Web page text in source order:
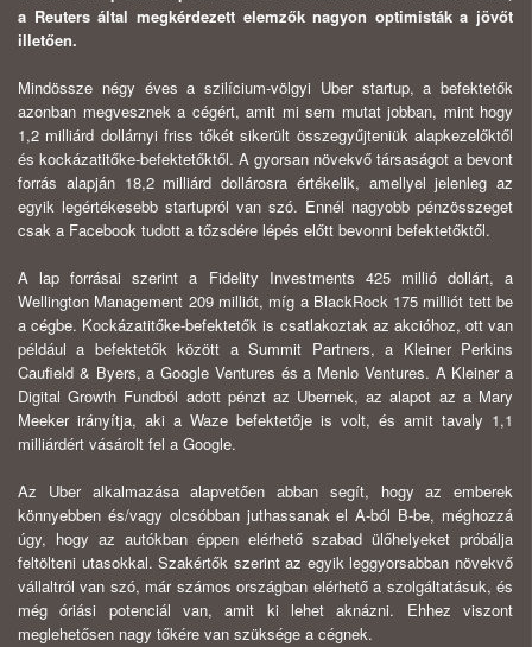
a Reuters által megkérdezett elemzők nagyon optimisták a jövőt
illetően.
Mindössze négy éves a szilícium-völgyi Uber startup, a befektetők
azonban megvesznek a cégért, amit mi sem mutat jobban, mint hogy
1,2 milliárd dollárnyi friss tőkét sikerült összegyűjteniük alapkezelőktől
és kockázatitőke-befektetőktől. A gyorsan növekvő társaságot a bevont
forrás alapján 18,2 milliárd dollárosra értékelik, amellyel jelenleg az
egyik legértékesebb startupról van szó. Ennél nagyobb pénzösszeget
csak a Facebook tudott a tőzsdére lépés előtt bevonni befektetőktől.
A lap forrásai szerint a Fidelity Investments 425 millió dollárt, a
Wellington Management 209 milliót, míg a BlackRock 175 milliót tett be
a cégbe. Kockázatitőke-befektetők is csatlakoztak az akcióhoz, ott van
például a befektetők között a Summit Partners, a Kleiner Perkins
Caufield & Byers, a Google Ventures és a Menlo Ventures. A Kleiner a
Digital Growth Fundból adott pénzt az Ubernek, az alapot az a Mary
Meeker irányítja, aki a Waze befektetője is volt, és amit tavaly 1,1
milliárdért vásárolt fel a Google.
Az Uber alkalmazása alapvetően abban segít, hogy az emberek
könnyebben és/vagy olcsóbban juthassanak el A-ból B-be, méghozzá
úgy, hogy az autókban éppen elérhető szabad ülőhelyeket próbálja
feltölteni utasokkal. Szakértők szerint az egyik leggyorsabban növekvő
vállaltról van szó, már számos országban elérhető a szolgáltatásuk, és
még óriási potenciál van, amit ki lehet aknázni. Ehhez viszont
meglehetősen nagy tőkére van szüksége a cégnek.